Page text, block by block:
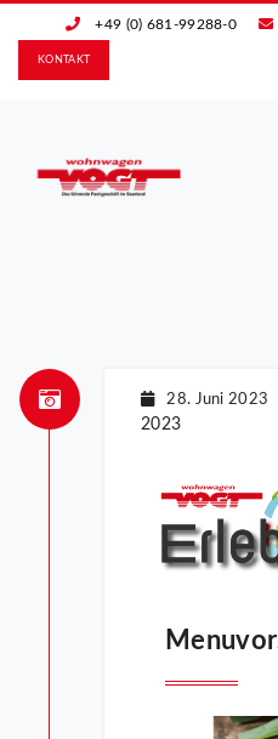
+49 (0) 681-99288-0
KONTAKT
28. Juni 2023
2023